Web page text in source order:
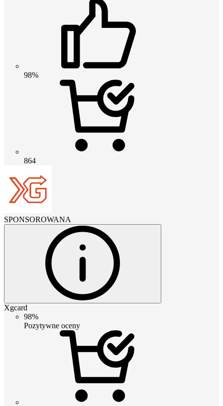
98%
864
SPONSOROWANA
Xgcard
98%
Pozytywne oceny